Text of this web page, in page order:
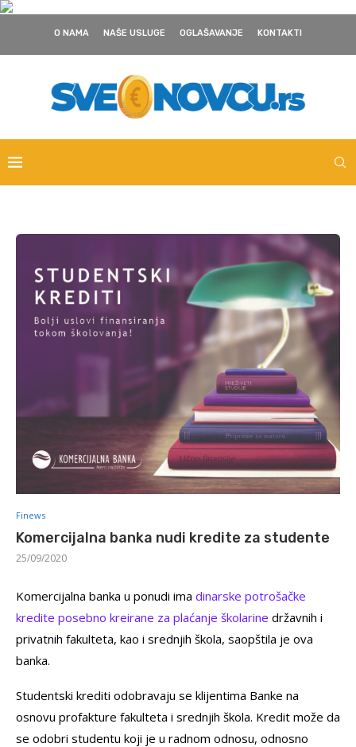
O NAMA NAŠE USLUGE OGLAŠAVANJE KONTAKTI
Finews
Komercijalna banka nudi kredite za studente
25/09/2020
Komercijalna banka u ponudi ima dinarske potrošačke
kredite posebno kreirane za plaćanje školarine državnih i
privatnih fakulteta, kao i srednjih škola, saopštila je ova
banka.
Studentski krediti odobravaju se klijentima Banke na
osnovu profakture fakulteta i srednjih škola. Kredit može da
se odobri studentu koji je u radnom odnosu, odnosno